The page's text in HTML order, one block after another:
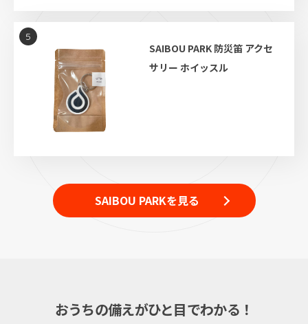
SAIBOU PARK 防災笛 アクセ
サリー ホイッスル
5
SAIBOU PARKを見る
おうちの備えがひと目でわかる！